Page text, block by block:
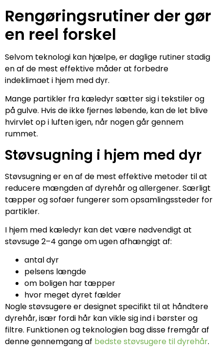
Rengøringsrutiner der gør
en reel forskel
Selvom teknologi kan hjælpe, er daglige rutiner stadig
en af de mest effektive måder at forbedre
indeklimaet i hjem med dyr.
Mange partikler fra kæledyr sætter sig i tekstiler og
på gulve. Hvis de ikke fjernes løbende, kan de let blive
hvirvlet op i luften igen, når nogen går gennem
rummet.
Støvsugning i hjem med dyr
Støvsugning er en af de mest effektive metoder til at
reducere mængden af dyrehår og allergener. Særligt
tæpper og sofaer fungerer som opsamlingssteder for
partikler.
I hjem med kæledyr kan det være nødvendigt at
støvsuge 2–4 gange om ugen afhængigt af:
antal dyr
pelsens længde
om boligen har tæpper
hvor meget dyret fælder
Nogle støvsugere er designet specifikt til at håndtere
dyrehår, især fordi hår kan vikle sig ind i børster og
filtre. Funktionen og teknologien bag disse fremgår af
denne gennemgang af bedste støvsugere til dyrehår.